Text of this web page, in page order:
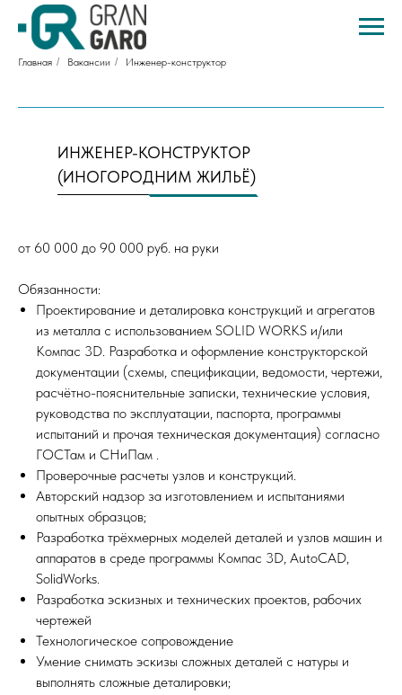
Главная / Вакансии / Инженер-конструктор
ИНЖЕНЕР-КОНСТРУКТОР
(ИНОГОРОДНИМ ЖИЛЬЁ)
от 60 000 до 90 000 руб. на руки
Обязанности:
Проектирование и деталировка конструкций и агрегатов
из металла с использованием SOLID WORKS и/или
Компас 3D. Разработка и оформление конструкторской
документации (схемы, спецификации, ведомости, чертежи,
расчётно-пояснительные записки, технические условия,
руководства по эксплуатации, паспорта, программы
испытаний и прочая техническая документация) согласно
ГОСТам и СНиПам .
Проверочные расчеты узлов и конструкций.
Авторский надзор за изготовлением и испытаниями
опытных образцов;
Разработка трёхмерных моделей деталей и узлов машин и
аппаратов в среде программы Компас 3D, AutoCAD,
SolidWorks.
Разработка эскизных и технических проектов, рабочих
чертежей
Технологическое сопровождение
Умение снимать эскизы сложных деталей с натуры и
выполнять сложные деталировки;